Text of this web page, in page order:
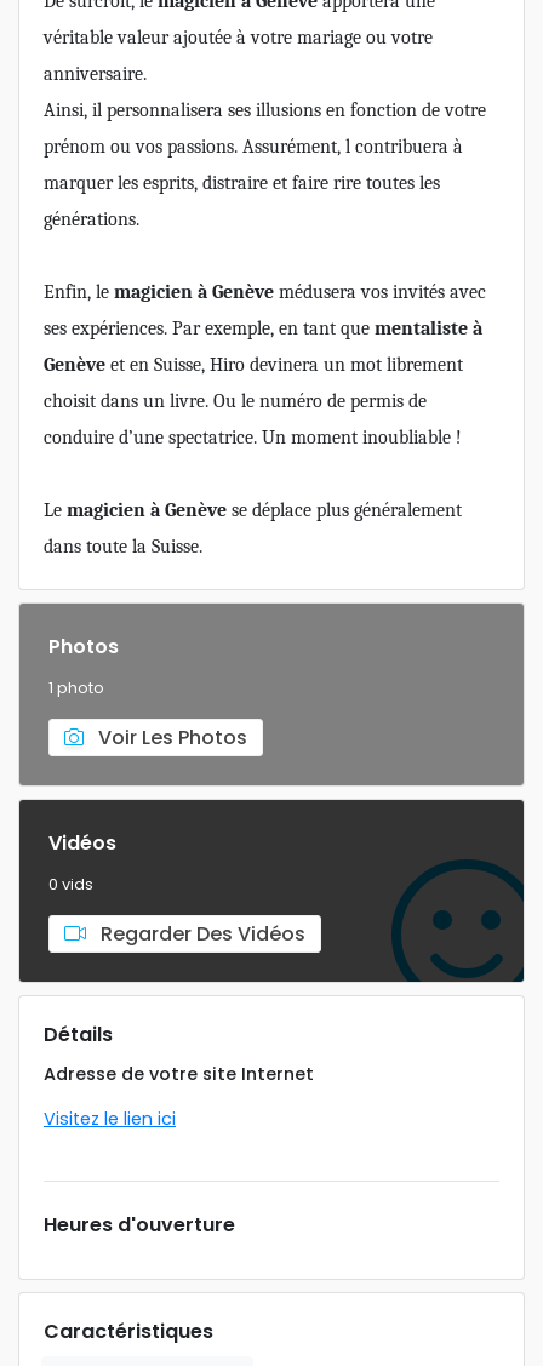
véritable valeur ajoutée à votre mariage ou votre
anniversaire.
Ainsi, il personnalisera ses illusions en fonction de votre
prénom ou vos passions. Assurément, l contribuera à
marquer les esprits, distraire et faire rire toutes les
générations.
Enfin, le magicien à Genève médusera vos invités avec
ses expériences. Par exemple, en tant que mentaliste à
Genève et en Suisse, Hiro devinera un mot librement
choisit dans un livre. Ou le numéro de permis de
conduire d’une spectatrice. Un moment inoubliable !
Le magicien à Genève se déplace plus généralement
dans toute la Suisse.
Photos
1 photo
Voir Les Photos
Vidéos
0 vids
Regarder Des Vidéos
Détails
Adresse de votre site Internet
Visitez le lien ici
Heures d'ouverture
Caractéristiques